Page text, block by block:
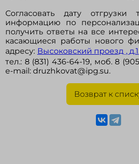
Согласовать дату отгрузки
информацию по
получить ответы на все
касающиеся работы нового
адресу: Высоковский проезд ,
тел.: 8 (831) 436-64-19, моб. 8
e-mail: druzhkovat@ipg.su.
Возврат к